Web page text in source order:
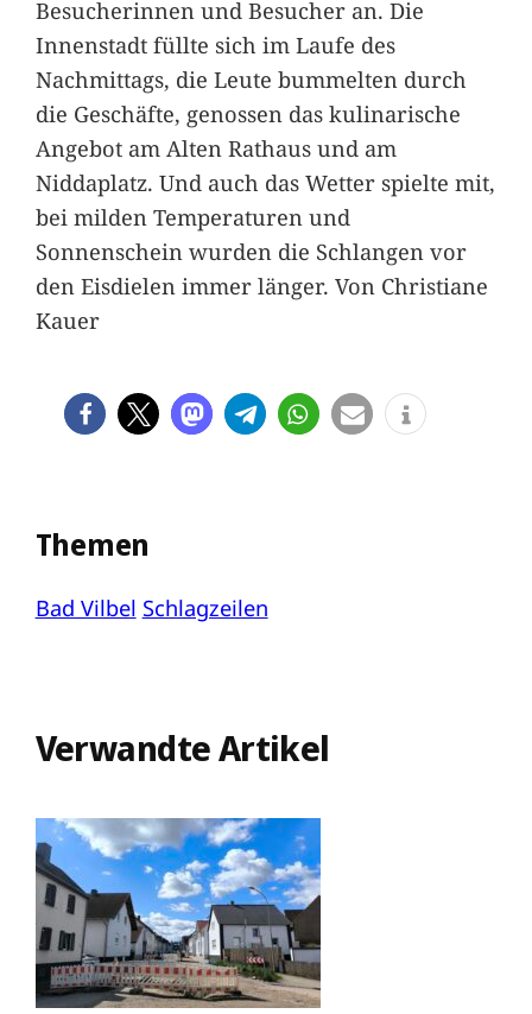
Besucherinnen und Besucher an. Die
Innenstadt füllte sich im Laufe des
Nachmittags, die Leute bummelten durch
die Geschäfte, genossen das kulinarische
Angebot am Alten Rathaus und am
Niddaplatz. Und auch das Wetter spielte mit,
bei milden Temperaturen und
Sonnenschein wurden die Schlangen vor
den Eisdielen immer länger. Von Christiane
Kauer
Themen
Bad Vilbel Schlagzeilen
Verwandte Artikel